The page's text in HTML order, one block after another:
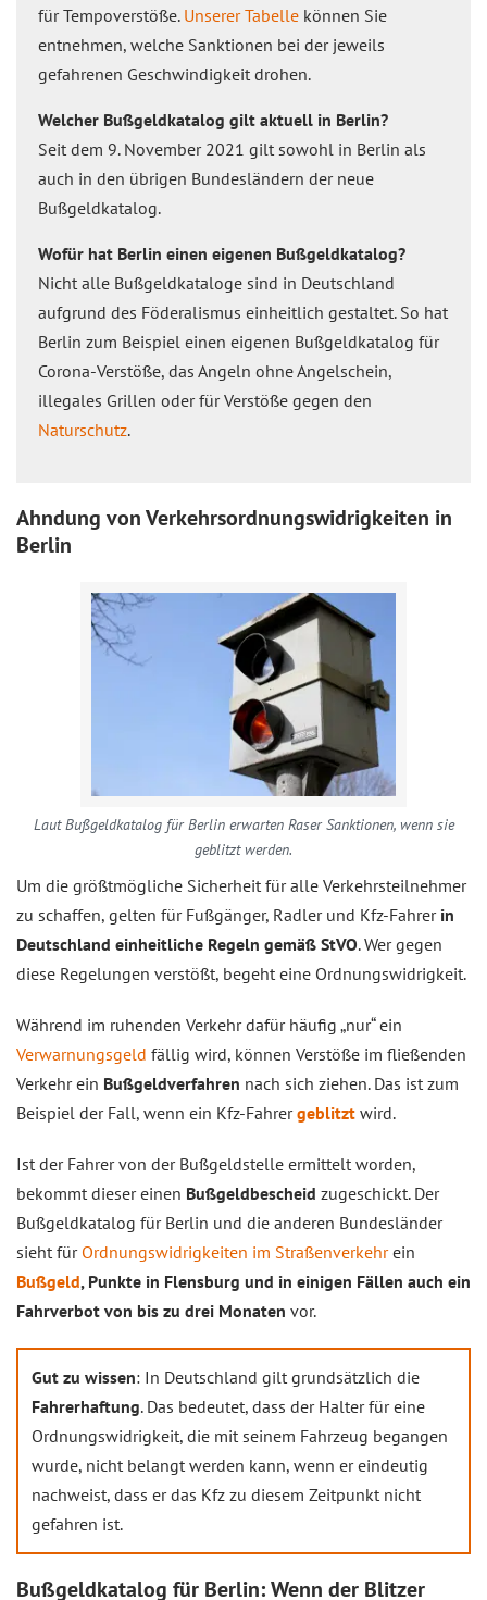
für Tempoverstöße. Unserer Tabelle können Sie
entnehmen, welche Sanktionen bei der jeweils
gefahrenen Geschwindigkeit drohen.
Welcher Bußgeldkatalog gilt aktuell in Berlin?
Seit dem 9. November 2021 gilt sowohl in Berlin als
auch in den übrigen Bundesländern der neue
Bußgeldkatalog.
Wofür hat Berlin einen eigenen Bußgeldkatalog?
Nicht alle Bußgeldkataloge sind in Deutschland
aufgrund des Föderalismus einheitlich gestaltet. So hat
Berlin zum Beispiel einen eigenen Bußgeldkatalog für
Corona-Verstöße, das Angeln ohne Angelschein,
illegales Grillen oder für Verstöße gegen den
Naturschutz.
Ahndung von Verkehrsordnungswidrigkeiten in
Berlin
Laut Bußgeldkatalog für Berlin erwarten Raser Sanktionen, wenn sie
geblitzt werden.
Um die größtmögliche Sicherheit für alle Verkehrsteilnehmer
zu schaffen, gelten für Fußgänger, Radler und Kfz-Fahrer in
Deutschland einheitliche Regeln gemäß StVO. Wer gegen
diese Regelungen verstößt, begeht eine Ordnungswidrigkeit.
Während im ruhenden Verkehr dafür häufig „nur“ ein
Verwarnungsgeld fällig wird, können Verstöße im fließenden
Verkehr ein Bußgeldverfahren nach sich ziehen. Das ist zum
Beispiel der Fall, wenn ein Kfz-Fahrergeblitzt wird.
Ist der Fahrer von der Bußgeldstelle ermittelt worden,
bekommt dieser einen Bußgeldbescheid zugeschickt. Der
Bußgeldkatalog für Berlin und die anderen Bundesländer
sieht fürOrdnungswidrigkeiten im Straßenverkehrein
Bußgeld, Punkte in Flensburg und in einigen Fällen auch ein
Fahrverbot von bis zu drei Monaten vor.
Gut zu wissen: In Deutschland gilt grundsätzlich die
Fahrerhaftung. Das bedeutet, dass der Halter für eine
Ordnungswidrigkeit, die mit seinem Fahrzeug begangen
wurde, nicht belangt werden kann, wenn er eindeutig
nachweist, dass er das Kfz zu diesem Zeitpunkt nicht
gefahren ist.
Bußgeldkatalog für Berlin: Wenn der Blitzer